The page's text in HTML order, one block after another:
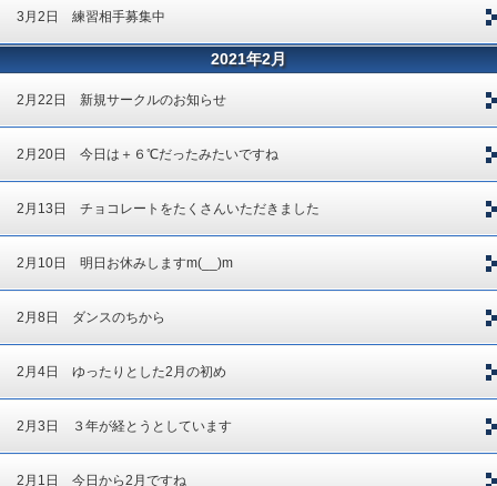
3月2日 練習相手募集中
2021年2月
2月22日 新規サークルのお知らせ
2月20日 今日は＋６℃だったみたいですね
2月13日 チョコレートをたくさんいただきました
2月10日 明日お休みしますm(__)m
2月8日 ダンスのちから
2月4日 ゆったりとした2月の初め
2月3日 ３年が経とうとしています
2月1日 今日から2月ですね